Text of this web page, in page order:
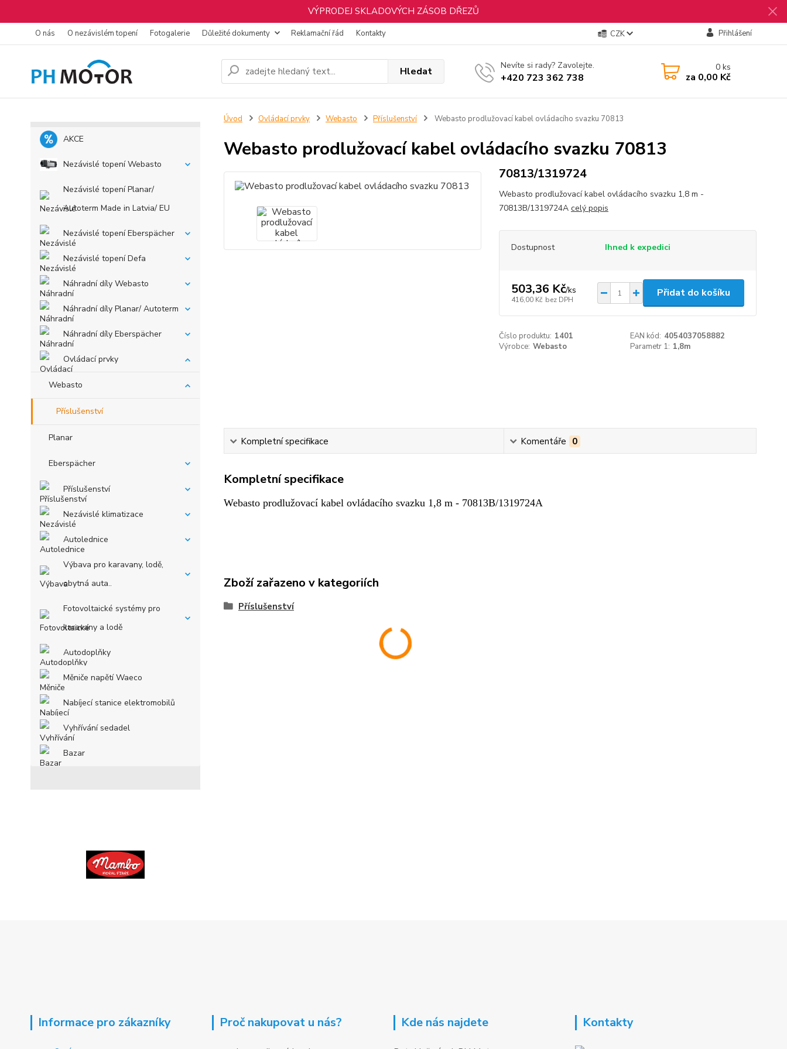
VÝPRODEJ SKLADOVÝCH ZÁSOB DŘEZŮ
O nás O nezávislém topení Fotogalerie Důležité dokumenty Reklamační řád Kontakty CZK Přihlášení
Hledat Nevíte si rady? Zavolejte.
+420 723 362 738
0ks
za 0,00 Kč
AKCE
Nezávislé topení Webasto
Nezávislé topení Planar/
Autoterm Made in Latvia/ EU
Nezávislé topení Eberspächer
Nezávislé topení Defa
Náhradní díly Webasto
Náhradní díly Planar/ Autoterm
Náhradní díly Eberspächer
Ovládací prvky
Webasto
Příslušenství
Planar
Eberspächer
Příslušenství
Nezávislé klimatizace
Autolednice
Výbava pro karavany, lodě,
obytná auta..
Fotovoltaické systémy pro
karavany a lodě
Autodoplňky
Měniče napětí Waeco
Nabíjecí stanice elektromobilů
Vyhřívání sedadel
Bazar
Úvod Ovládací prvky Webasto Příslušenství Webasto prodlužovací kabel ovládacího svazku 70813
Webasto prodlužovací kabel ovládacího svazku 70813
70813/1319724
Webasto prodlužovací kabel ovládacího svazku 1,8 m -
70813B/1319724A celý popis
Dostupnost Ihned k expedici
503,36 Kč/ks
416,00 Kč bez DPH
Přidat do košíku
Číslo produktu: 1401 EAN kód: 4054037058882
Výrobce: Webasto Parametr 1: 1,8m
Kompletní specifikace Komentáře 0
Kompletní specifikace
Webasto prodlužovací kabel ovládacího svazku 1,8 m - 70813B/1319724A
Zboží zařazeno v kategoriích
Příslušenství
Informace pro zákazníky Proč nakupovat u nás? Kde nás najdete Kontakty